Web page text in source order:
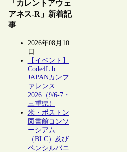
「カレントアウェ
アネス-R」新着記
事
2026年08月10
日
【イベント】
Code4Lib
JAPANカンフ
ァレンス
2026（9/6-7・
三重県）
米・ボストン
図書館コンソ
ーシアム
（BLC）及び
ペンシルバニ